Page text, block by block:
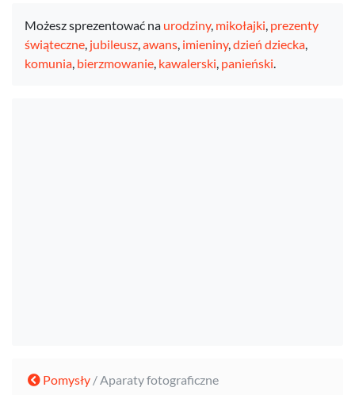
Możesz sprezentować na urodziny, mikołajki, prezenty
świąteczne, jubileusz,awans, imieniny,dzień dziecka,
komunia, bierzmowanie, kawalerski, panieński.
Pomysły / Aparaty fotograficzne